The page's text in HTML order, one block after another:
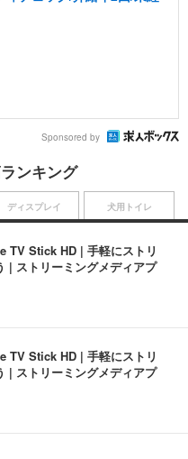
Sponsored by
ンキング
TV Stick HD | 手軽にストリ
| ストリーミングメディアプ
TV Stick HD | 手軽にストリ
| ストリーミングメディアプ
ディスプレイ 犬用トイレ